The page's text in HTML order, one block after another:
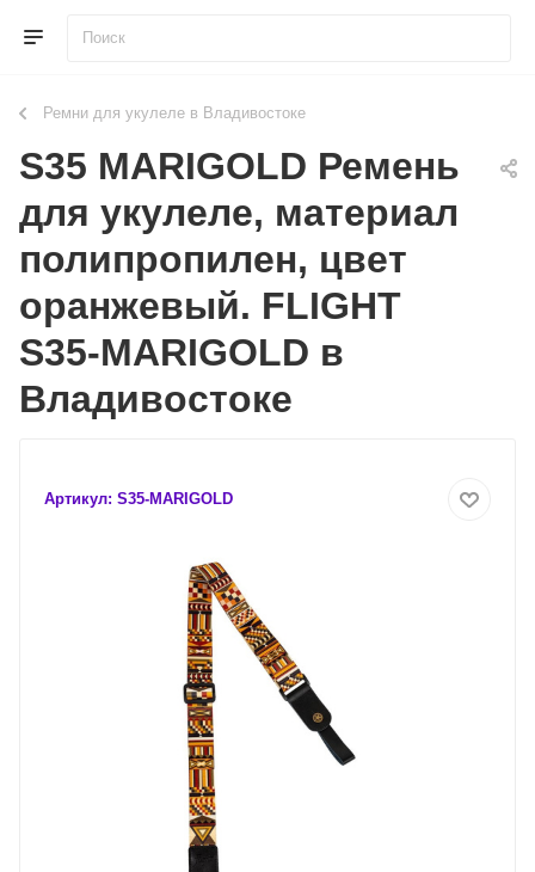
Ремни для укулеле в Владивостоке
S35 MARIGOLD Ремень
для укулеле, материал
полипропилен, цвет
оранжевый. FLIGHT
S35-MARIGOLD в
Владивостоке
Артикул: S35-MARIGOLD